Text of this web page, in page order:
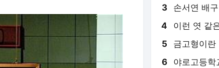
4 이런 엿 같
5 금고형이란
6 야로고등학